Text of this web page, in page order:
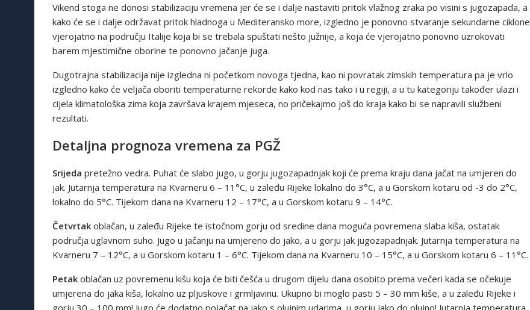
Vikend stoga ne donosi stabilizaciju vremena jer će se i dalje nastaviti pritok vlažnog zraka po visini s jugozapada, a
kako će se i dalje održavat pritok hladnoga u Mediteransko more, izgledno je ponovno stvaranje sekundarne ciklone
vjerojatno na području Italije koja bi se trebala spuštati nešto južnije, a koja će vjerojatno ponovno uzrokovati
barem mjestimične oborine te ponovno jačanje juga.
Dugotrajna stabilizacija nije izgledna ni početkom novoga tjedna, kao ni povratak zimskih temperatura pa je vrlo
izgledno kako će veljača oboriti temperaturne rekorde kako kod nas tako i u regiji, a u tu kategoriju također ulazi i
cijela klimatološka zima koja završava krajem mjeseca, no pričekajmo još do kraja kako bi se napravili službeni
rezultati.
Detaljna prognoza vremena za PGŽ
Srijeda pretežno vedra. Puhat će slabo jugo, u gorju jugozapadnjak koji će prema kraju dana jačat na umjeren do
jak. Jutarnja temperatura na Kvarneru 6 – 11°C, u zaleđu Rijeke lokalno do 3°C, a u Gorskom kotaru od -3 do 2°C,
lokalno do 5°C. Tijekom dana na Kvarneru 12 – 17°C, a u Gorskom kotaru 9 – 14°C.
Četvrtak oblačan, u zaleđu Rijeke te istočnom gorju od sredine dana moguća povremena slaba kiša, ostatak
područja uglavnom suho. Jugo u jačanju na umjereno do jako, a u gorju jak jugozapadnjak. Jutarnja temperatura na
Kvarneru 7 – 12°C, a u Gorskom kotaru 1 – 6°C. Tijekom dana na Kvarneru 10 – 15°C, a u Gorskom kotaru 6 – 11°C.
Petak oblačan uz povremenu kišu koja će biti češća u drugom dijelu dana osobito prema večeri kada se očekuje
umjerena do jaka kiša, lokalno uz pljuskove i grmljavinu. Ukupno bi moglo pasti 5 – 30 mm kiše, a u zaleđu Rijeke i
gorju 30 – 100 mm! Jugo će dodatno pojačat na jako s olujnim udarima, u gorju jako do olujno! Jutarnja temperatura